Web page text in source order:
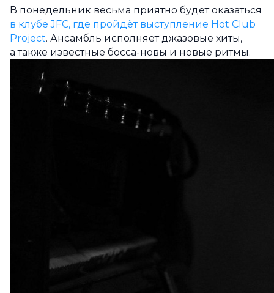
В понедельник весьма приятно будет оказаться
в клубе JFC, где пройдёт выступление Hot Club
Project. Ансамбль исполняет джазовые хиты,
а также известные босса-новы и новые ритмы.